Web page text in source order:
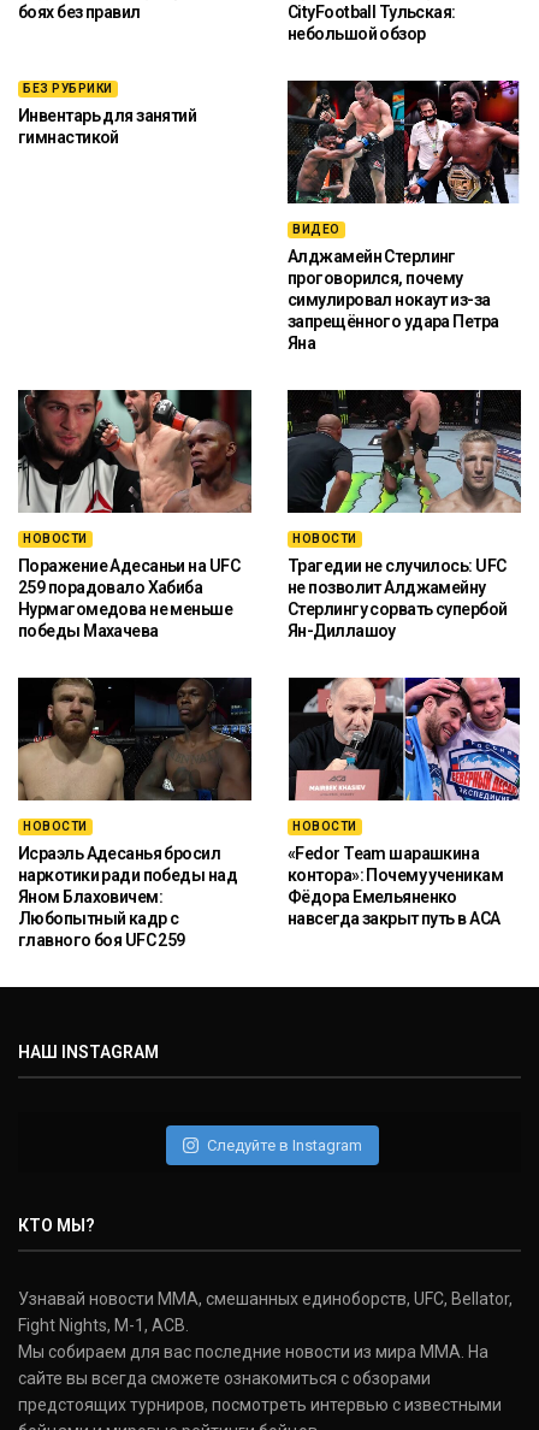
боях без правил
CityFootball Тульская:
небольшой обзор
БЕЗ РУБРИКИ
Инвентарь для занятий
гимнастикой
ВИДЕО
Алджамейн Стерлинг
проговорился, почему
симулировал нокаут из-за
запрещённого удара Петра
Яна
НОВОСТИ
Поражение Адесаньи на UFC
259 порадовало Хабиба
Нурмагомедова не меньше
победы Махачева
НОВОСТИ
Трагедии не случилось: UFC
не позволит Алджамейну
Стерлингу сорвать супербой
Ян-Диллашоу
НОВОСТИ
Исраэль Адесанья бросил
наркотики ради победы над
Яном Блаховичем:
Любопытный кадр с
главного боя UFC 259
НОВОСТИ
«Fedor Team шарашкина
контора»: Почему ученикам
Фёдора Емельяненко
навсегда закрыт путь в ACA
НАШ INSTAGRAM
Следуйте в Instagram
КТО МЫ?
Узнавай новости ММА, смешанных единоборств, UFC, Bellator,
Fight Nights, M-1, ACB.
Мы собираем для вас последние новости из мира ММА. На
сайте вы всегда сможете ознакомиться с обзорами
предстоящих турниров, посмотреть интервью с известными